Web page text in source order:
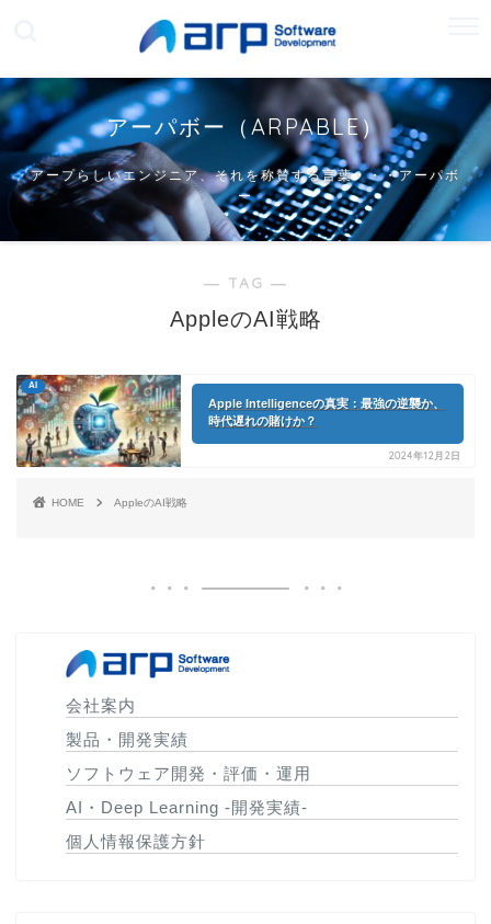
アーパボー（ARPABLE）
アープらしいエンジニア、それを称賛する言葉・・・アーパボ
ー
― TAG ―
AppleのAI戦略
AI
Apple Intelligenceの真実：最強の逆襲か、
時代遅れの賭けか？
2024年12月2日
HOME AppleのAI戦略
会社案内
製品・開発実績
ソフトウェア開発・評価・運用
AI・Deep Learning -開発実績-
個人情報保護方針